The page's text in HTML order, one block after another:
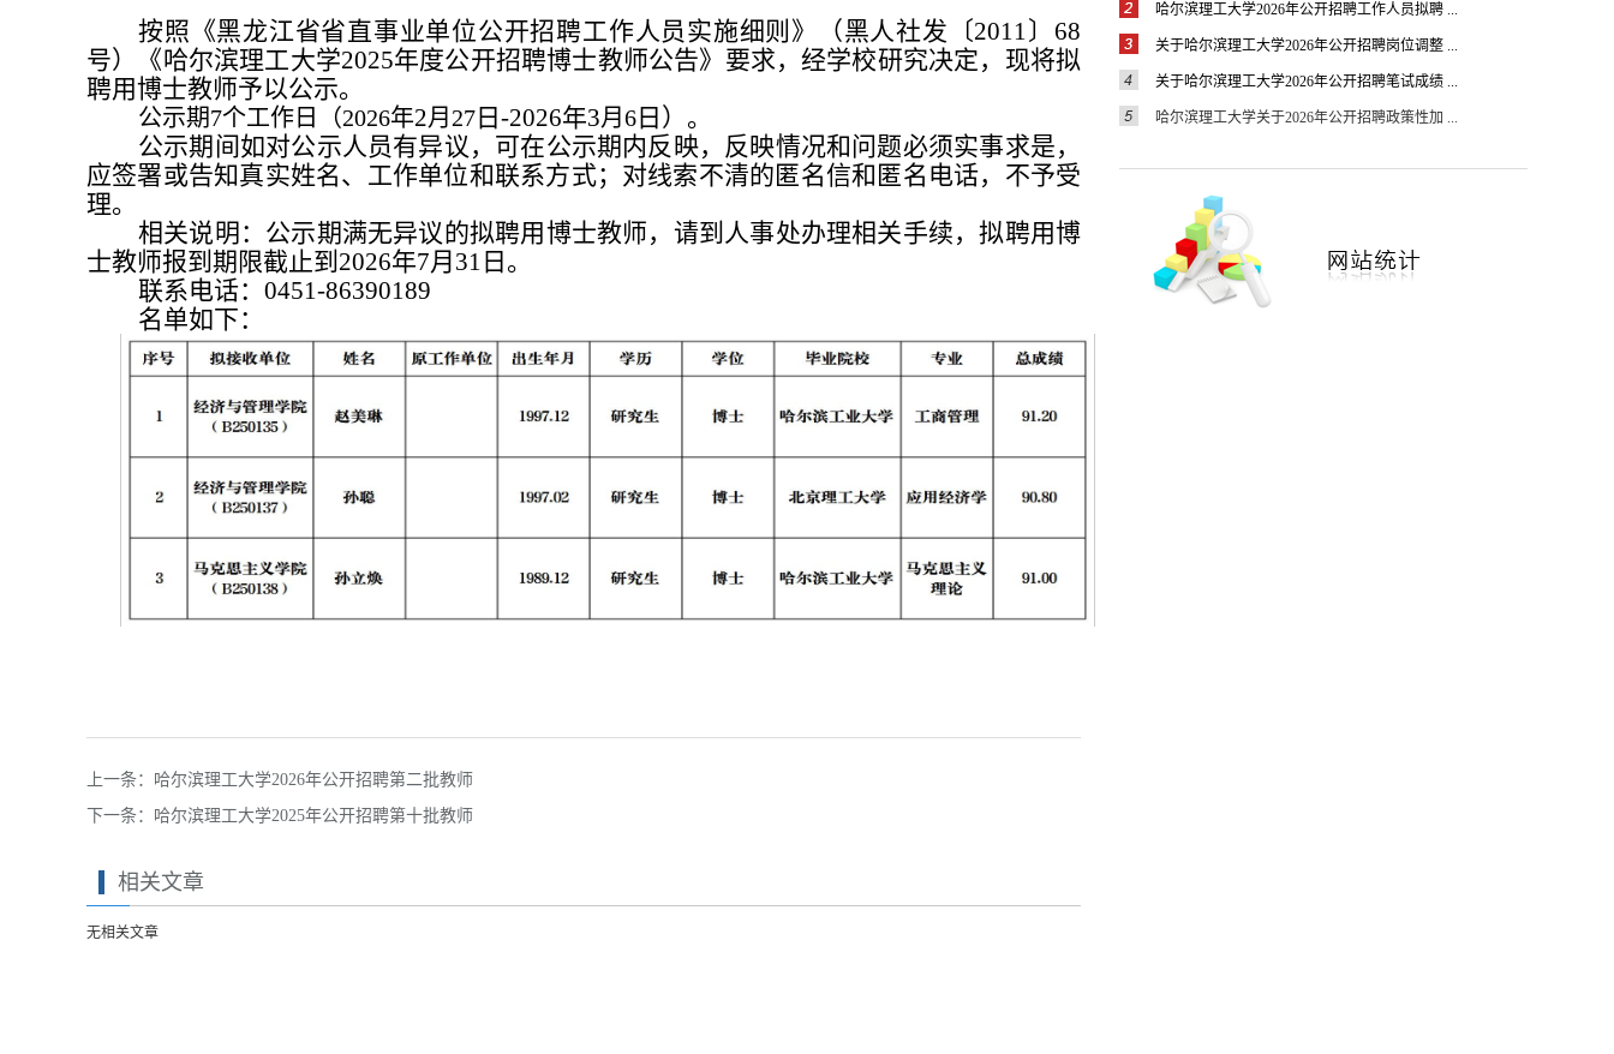
按照《黑龙江省省直事业单位公开招聘工作人员实施细则》（黑人社发〔2011〕68
号）《哈尔滨理工大学2025年度公开招聘博士教师公告》要求，经学校研究决定，现将拟
聘用博士教师予以公示。
公示期7个工作日（2026年2月27 日-2026年3月6 日）。
公示期间如对公示人员有异议，可在公示期内反映，反映情况和问题必须实事求是，
应签署或告知真实姓名、工作单位和联系方式；对线索不清的匿名信和匿名电话，不予受
理。
相关说明：公示期满无异议的拟聘用博士教师，请到人事处办理相关手续，拟聘用博
士教师报到期限截止到2026年7月31日。
联系电话：0451-86390189
名单如下：
上一条： 哈尔滨理工大学2026年公开招聘第二批教师
下一条： 哈尔滨理工大学2025年公开招聘第十批教师
相关文章
无相关文章
哈尔滨理工大学2026年公开招聘工作人员拟聘 ...
关于哈尔滨理工大学2026年公开招聘岗位调整 ...
关于哈尔滨理工大学2026年公开招聘笔试成绩 ...
哈尔滨理工大学关于2026年公开招聘政策性加 ...